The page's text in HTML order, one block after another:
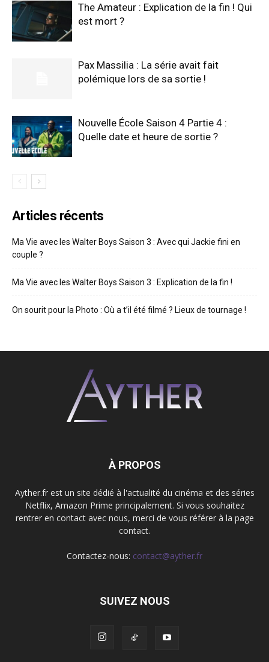
The Amateur : Explication de la fin ! Qui
est mort ?
Pax Massilia : La série avait fait
polémique lors de sa sortie !
Nouvelle École Saison 4 Partie 4 :
Quelle date et heure de sortie ?
Articles récents
Ma Vie avec les Walter Boys Saison 3 : Avec qui Jackie fini en
couple ?
Ma Vie avec les Walter Boys Saison 3 : Explication de la fin !
On sourit pour la Photo : Où a t’il été filmé ? Lieux de tournage !
À PROPOS
Ayther.fr est un site dédié à l'actualité du cinéma et des séries
Netflix, Amazon Prime principalement. Si vous souhaitez
rentrer en contact avec nous, merci de vous référer à la page
contact.
Contactez-nous: contact@ayther.fr
SUIVEZ NOUS